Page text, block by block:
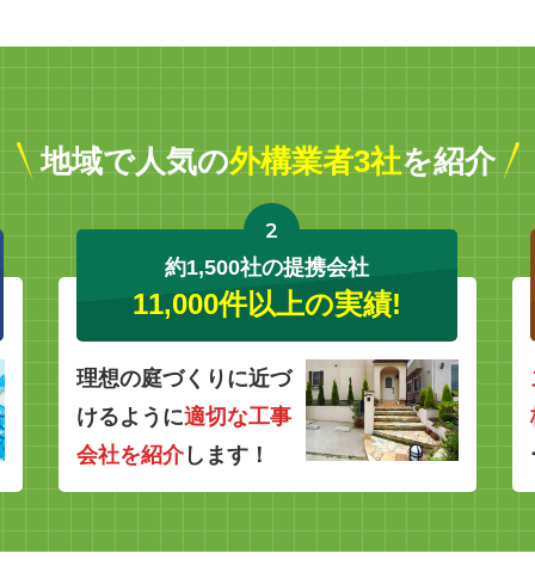
地域で人気の外構業者3社を紹介
2
約1,500社の提携会社
11,000件以上の実績!
理想の庭づくりに近づ
けるように適切な工事
会社を紹介します！